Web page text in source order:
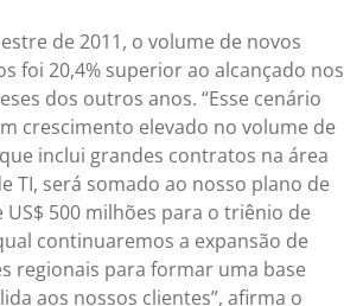
de 2011, o volume de novos
foi 20,4% superior ao alcançado nos
dos outros anos. “Esse cenário
crescimento elevado no volume de
inclui grandes contratos na área
TI, será somado ao nosso plano de
500 milhões para o triênio de
continuaremos a expansão de
regionais para formar uma base
aos nossos clientes”, afirma o